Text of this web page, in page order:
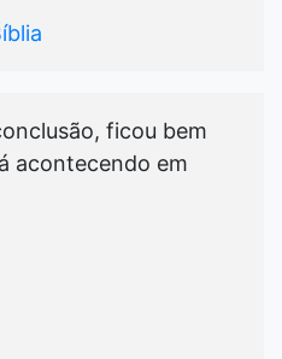
ficou bem
acontecendo em